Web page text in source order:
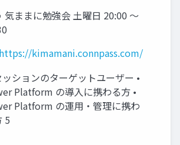
気ままに勉強会 土曜日 20:00 ～
https://kimamani.connpass.com/
ションのターゲットユーザー •
Platform の導入に携わる方 •
Platform の運用・管理に携わ
5